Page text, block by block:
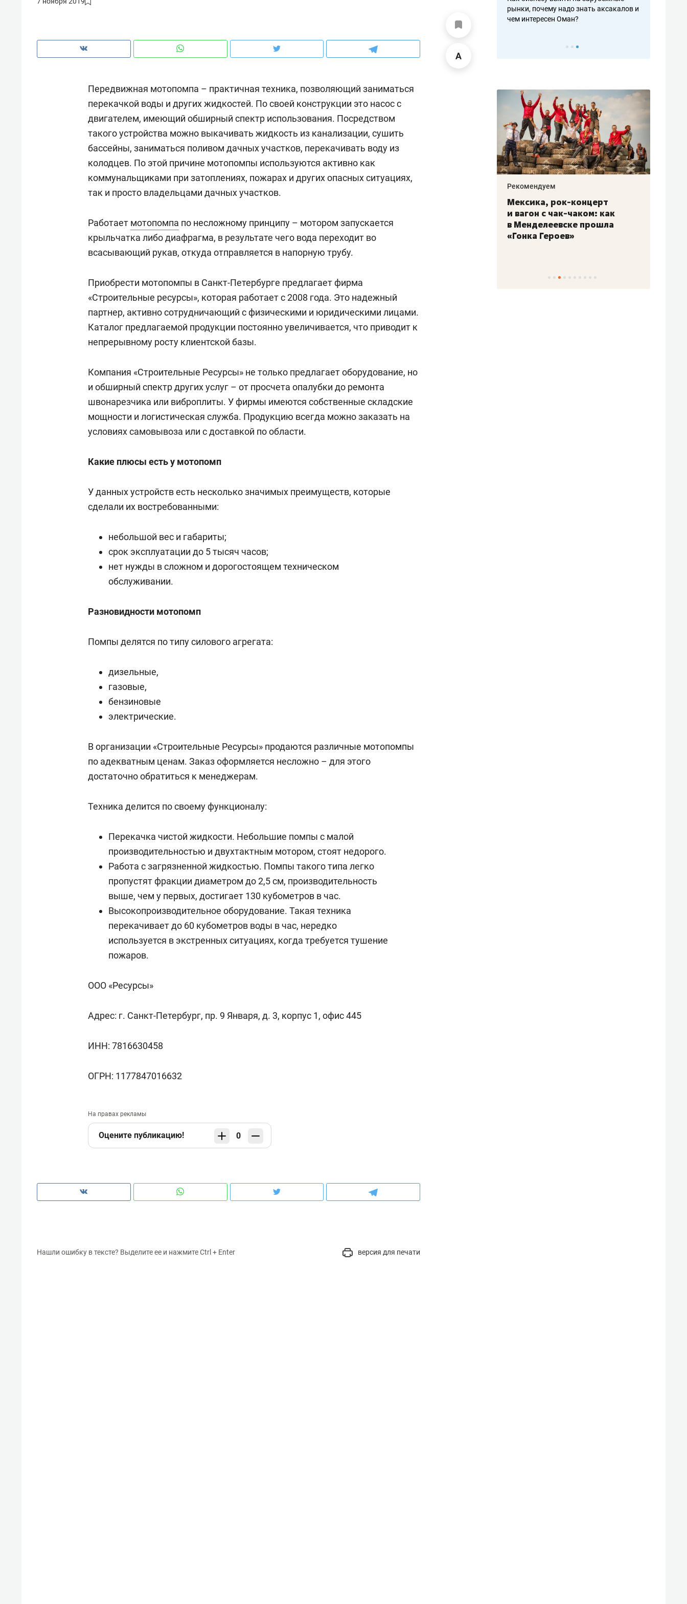
Передвижная мотопомпа – практичная техника, позволяющий заниматься
перекачкой воды и других жидкостей. По своей конструкции это насос с
двигателем, имеющий обширный спектр использования. Посредством
такого устройства можно выкачивать жидкость из канализации, сушить
бассейны, заниматься поливом дачных участков, перекачивать воду из
колодцев. По этой причине мотопомпы используются активно как
коммунальщиками при затоплениях, пожарах и других опасных ситуациях,
так и просто владельцами дачных участков.
Работает мотопомпа по несложному принципу – мотором запускается
крыльчатка либо диафрагма, в результате чего вода переходит во
всасывающий рукав, откуда отправляется в напорную трубу.
Приобрести мотопомпы в Санкт-Петербурге предлагает фирма
«Строительные ресурсы», которая работает с 2008 года. Это надежный
партнер, активно сотрудничающий с физическими и юридическими лицами.
Каталог предлагаемой продукции постоянно увеличивается, что приводит к
непрерывному росту клиентской базы.
Компания «Строительные Ресурсы» не только предлагает оборудование, но
и обширный спектр других услуг – от просчета опалубки до ремонта
швонарезчика или виброплиты. У фирмы имеются собственные складские
мощности и логистическая служба. Продукцию всегда можно заказать на
условиях самовывоза или с доставкой по области.
Какие плюсы есть у мотопомп
У данных устройств есть несколько значимых преимуществ, которые
сделали их востребованными:
небольшой вес и габариты;
срок эксплуатации до 5 тысяч часов;
нет нужды в сложном и дорогостоящем техническом
обслуживании.
Разновидности мотопомп
Помпы делятся по типу силового агрегата:
дизельные,
газовые,
бензиновые
электрические.
В организации «Строительные Ресурсы» продаются различные мотопомпы
по адекватным ценам. Заказ оформляется несложно – для этого
достаточно обратиться к менеджерам.
Техника делится по своему функционалу:
Перекачка чистой жидкости. Небольшие помпы с малой
производительностью и двухтактным мотором, стоят недорого.
Работа с загрязненной жидкостью. Помпы такого типа легко
пропустят фракции диаметром до 2,5 см, производительность
выше, чем у первых, достигает 130 кубометров в час.
Высокопроизводительное оборудование. Такая техника
перекачивает до 60 кубометров воды в час, нередко
используется в экстренных ситуациях, когда требуется тушение
пожаров.
ООО «Ресурсы»
Адрес: г. Санкт-Петербург, пр. 9 Января, д. 3, корпус 1, офис 445
ИНН: 7816630458
ОГРН: 1177847016632
На правах рекламы
Оцените публикацию! 0
Нашли ошибку в тексте? Выделите ее и нажмите Ctrl + Enter версия для печати
налогах и развитии без кредитов
рынки, почему надо знать аксакалов и
чем интересен Оман?
комфорта под Казанью
безопасность в ЖК «Нова»
с ментальным и физическим
состоянием как основа
Рекомендуем
Мексика, рок-концерт
и вагон с чак-чаком: как
в Менделеевске прошла
«Гонка Героев»